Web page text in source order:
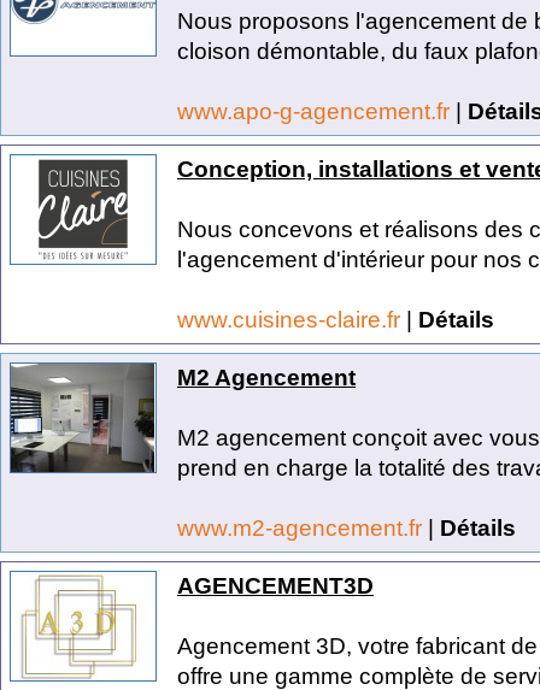
Nous proposons l'agencement de
cloison démontable, du faux
www.apo-g-agencement.fr |
Conception, installations et
Nous concevons et réalisons des
l'agencement d'intérieur pour nos
www.cuisines-claire.fr | Détails
M2 Agencement
M2 agencement conçoit avec
prend en charge la totalité des
www.m2-agencement.fr | Détails
AGENCEMENT3D
Agencement 3D, votre fabricant
offre une gamme complète de